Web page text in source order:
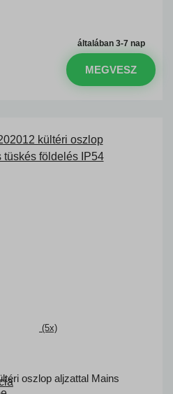
általában 3-7 nap
MEGVESZ
(5x)
oszlop aljzattal Mains